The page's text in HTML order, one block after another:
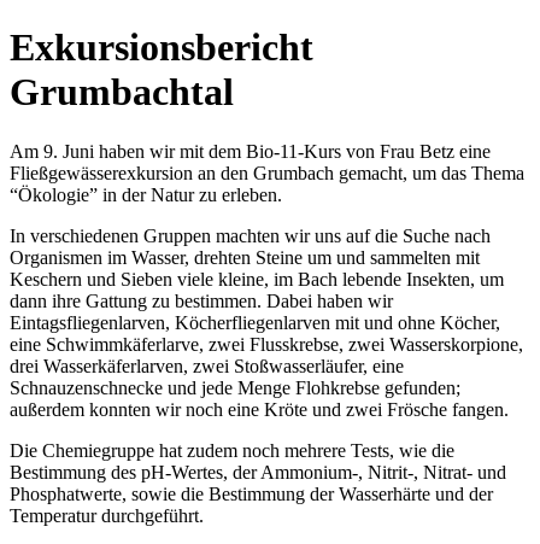
Exkursionsbericht
Grumbachtal
Am 9. Juni haben wir mit dem Bio-11-Kurs von Frau Betz eine
Fließgewässerexkursion an den Grumbach gemacht, um das Thema
“Ökologie” in der Natur zu erleben.
In verschiedenen Gruppen machten wir uns auf die Suche nach
Organismen im Wasser, drehten Steine um und sammelten mit
Keschern und Sieben viele kleine, im Bach lebende Insekten, um
dann ihre Gattung zu bestimmen. Dabei haben wir
Eintagsfliegenlarven, Köcherfliegenlarven mit und ohne Köcher,
eine Schwimmkäferlarve, zwei Flusskrebse, zwei Wasserskorpione,
drei Wasserkäferlarven, zwei Stoßwasserläufer, eine
Schnauzenschnecke und jede Menge Flohkrebse gefunden;
außerdem konnten wir noch eine Kröte und zwei Frösche fangen.
Die Chemiegruppe hat zudem noch mehrere Tests, wie die
Bestimmung des pH-Wertes, der Ammonium-, Nitrit-, Nitrat- und
Phosphatwerte, sowie die Bestimmung der Wasserhärte und der
Temperatur durchgeführt.